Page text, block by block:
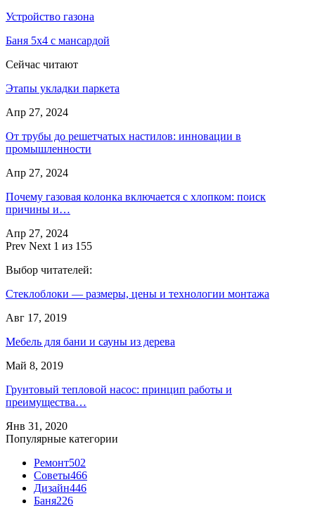
Устройство газона
Баня 5х4 с мансардой
Сейчас читают
Этапы укладки паркета
Апр 27, 2024
От трубы до решетчатых настилов: инновации в
промышленности
Апр 27, 2024
Почему газовая колонка включается с хлопком: поиск
причины и…
Апр 27, 2024
Prev Next 1 из 155
Выбор читателей:
Стеклоблоки — размеры, цены и технологии монтажа
Авг 17, 2019
Мебель для бани и сауны из дерева
Май 8, 2019
Грунтовый тепловой насос: принцип работы и
преимущества…
Янв 31, 2020
Популярные категории
Ремонт502
Советы466
Дизайн446
Баня226